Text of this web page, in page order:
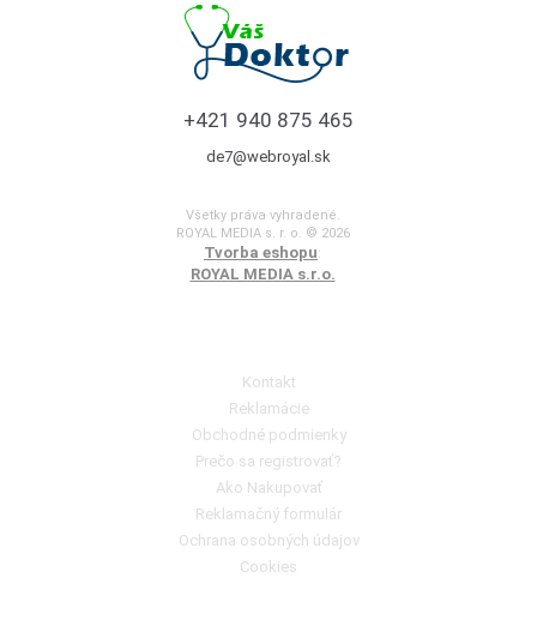
+421 940 875 465
de7@webroyal.sk
Všetky práva vyhradené.
ROYAL MEDIA s. r. o. © 2026
Tvorba eshopu:
ROYAL MEDIA s.r.o.
Kontakt
Reklamácie
Obchodné podmienky
Prečo sa registrovať?
Ako Nakupovať
Reklamačný formulár
Ochrana osobných údajov
Cookies